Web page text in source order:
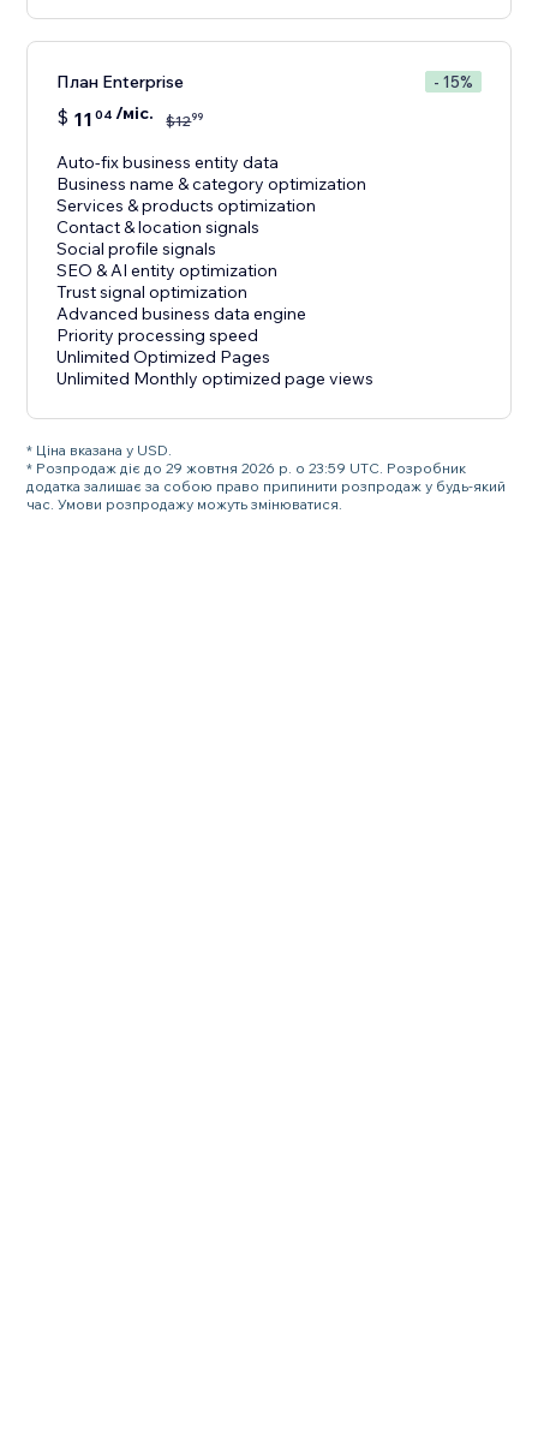
План Enterprise - 15%
$ 11 04 /міс. $1299
Auto-fix business entity data
Business name & category optimization
Services & products optimization
Contact & location signals
Social profile signals
SEO & AI entity optimization
Trust signal optimization
Advanced business data engine
Priority processing speed
Unlimited Optimized Pages
Unlimited Monthly optimized page views
* Ціна вказана у USD.
* Розпродаж діє до 29 жовтня 2026 р. о 23:59 UTC. Розробник
додатка залишає за собою право припинити розпродаж у будь-який
час. Умови розпродажу можуть змінюватися.